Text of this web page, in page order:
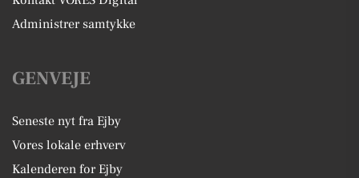
Administrer samtykke
GENVEJE
Seneste nyt fra Ejby
Vores lokale erhverv
Kalenderen for Ejby